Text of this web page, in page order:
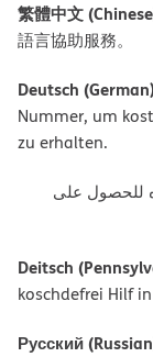
繁體中文
語言協助服務。
Deutsch
Nummer, um
zu erhalten.
ﻟﻠﺤﺼﻮل ﻋﻠﻰ
Deitsch
koschdefrei Hilf
Русский